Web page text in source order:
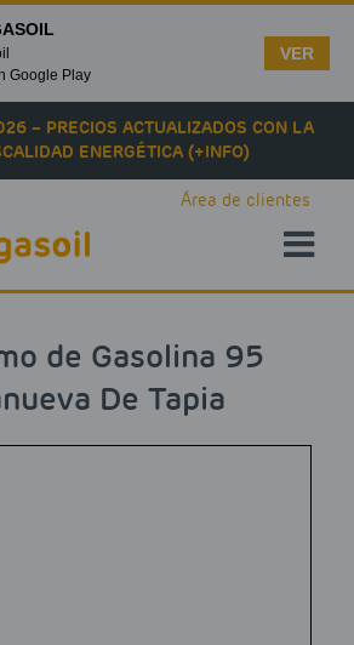
– PRECIOS ACTUALIZADOS CON LA
ENERGÉTICA (+INFO)
Área de clientes
de Gasolina 95
De Tapia
Google Play
VER